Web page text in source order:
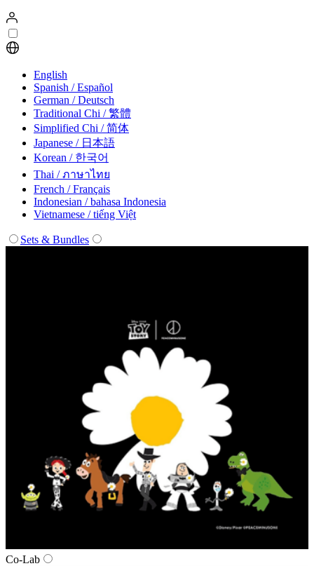
English
Spanish / Español
German / Deutsch
Traditional Chi / 繁體
Simplified Chi / 简体
Japanese / 日本語
Korean / 한국어
Thai / ภาษาไทย
French / Français
Indonesian / bahasa Indonesia
Vietnamese / tiếng Việt
Sets & Bundles
Co-Lab